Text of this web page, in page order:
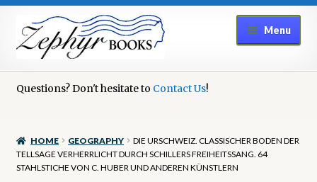
Skip
to
navigation
Skip
to
content
Menu
Books to Sell?
Questions? Don't hesitate to Contact Us!
HOME GEOGRAPHY
DIE URSCHWEIZ. CLASSISCHER BODEN DER
TELLSAGE VERHERRLICHT DURCH SCHILLERS FREIHEITSSANG. 64
STAHLSTICHE VON C. HUBER UND ANDEREN KÜNSTLERN